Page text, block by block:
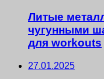
Литые
чугунными
для workouts
27.01.2025